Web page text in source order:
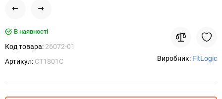
В наявності
Код товара: 26072-01
Артикул: CT1801C Виробник: FitLogic